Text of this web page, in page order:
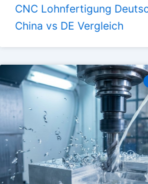
CNC Lohnfertigung
China vs DE Vergleich